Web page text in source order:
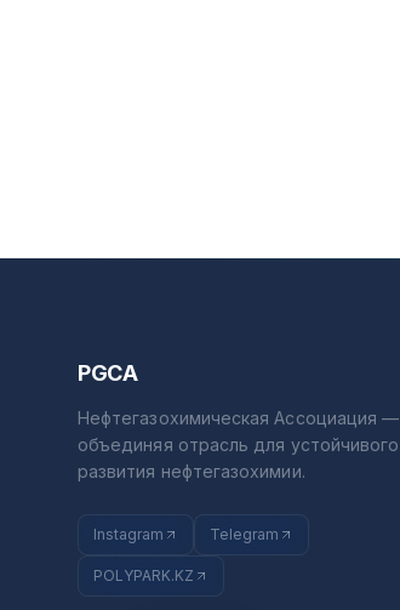
PGCA
Нефтегазохимическая Ассоциация —
объединяя отрасль для устойчивого
развития нефтегазохимии.
Instagram Telegram
POLYPARK.KZ